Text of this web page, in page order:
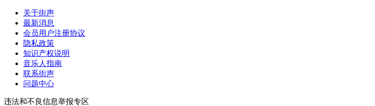
关于街声
最新消息
会员用户注册协议
隐私政策
知识产权说明
音乐人指南
联系街声
问题中心
违法和不良信息举报专区